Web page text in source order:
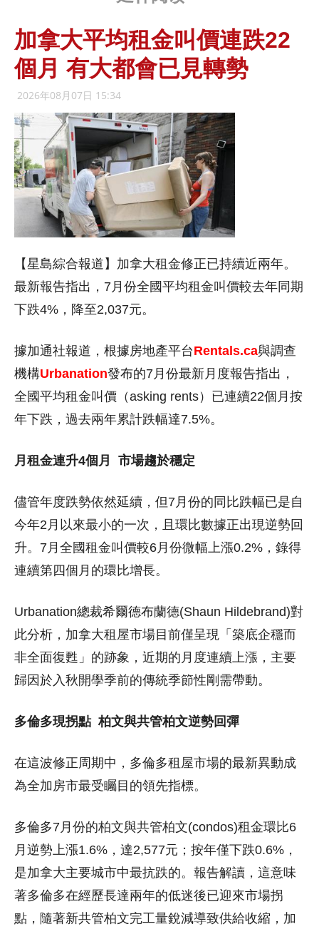
加拿大平均租金叫價連跌22
個月 有大都會已見轉勢
2026年08月07日 15:34
【星島綜合報道】加拿大租金修正已持續近兩年。
最新報告指出，7月份全國平均租金叫價較去年同期
下跌4%，降至2,037元。
據加通社報道，根據房地產平台Rentals.ca與調查
機構Urbanation發布的7月份最新月度報告指出，
全國平均租金叫價（asking rents）已連續22個月按
年下跌，過去兩年累計跌幅達7.5%。
月租金連升4個月 市場趨於穩定
儘管年度跌勢依然延續，但7月份的同比跌幅已是自
今年2月以來最小的一次，且環比數據正出現逆勢回
升。7月全國租金叫價較6月份微幅上漲0.2%，錄得
連續第四個月的環比增長。
Urbanation總裁希爾德布蘭德(Shaun Hildebrand)對
此分析，加拿大租屋市場目前僅呈現「築底企穩而
非全面復甦」的跡象，近期的月度連續上漲，主要
歸因於入秋開學季前的傳統季節性剛需帶動。
多倫多現拐點 柏文與共管柏文逆勢回彈
在這波修正周期中，多倫多租屋市場的最新異動成
為全加房市最受矚目的領先指標。
多倫多7月份的柏文與共管柏文(condos)租金環比6
月逆勢上漲1.6%，達2,577元；按年僅下跌0.6%，
是加拿大主要城市中最抗跌的。報告解讀，這意味
著多倫多在經歷長達兩年的低迷後已迎來市場拐
點，隨著新共管柏文完工量銳減導致供給收縮，加